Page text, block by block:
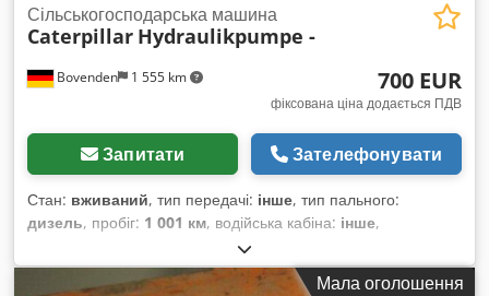
Bovenden 1 555 km
Сільськогосподарська машина
Caterpillar Hydraulikpumpe -
700 EUR
фіксована ціна додається ПДВ
Запитати Зателефонувати
Стан: вживаний, тип передачі: інше, тип пального:
дизель, пробіг: 1 001 км, водійська кабіна: інше,
Мала оголошення